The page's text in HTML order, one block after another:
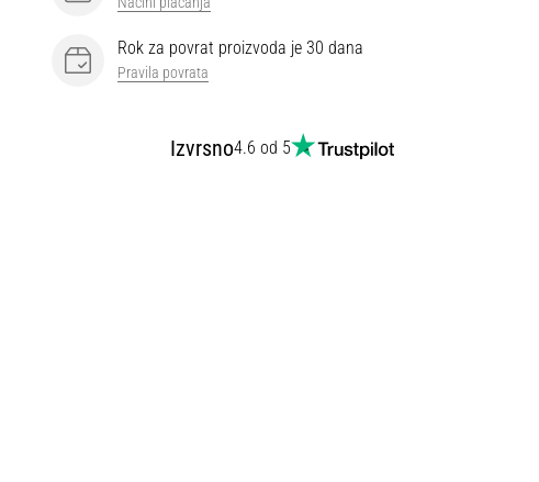
Rok za povrat proizvoda je 30 dana
Pravila povrata
Izvrsno4.6 od 5